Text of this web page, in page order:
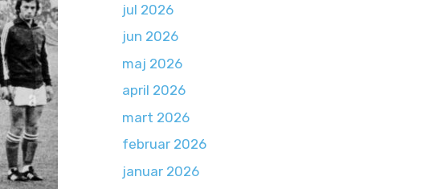
jul 2026
jun 2026
maj 2026
april 2026
mart 2026
februar 2026
januar 2026